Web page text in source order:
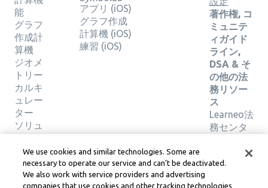
能
グラフ
作成計
算機
ジオメ
トリー
カルキ
ュレー
ター
ソリュ
ーショ
ンの検
証
アプリ (iOS)
グラフ作成
計算機 (iOS)
練習 (iOS)
著作権, コ
ミュニテ
ィガイド
ライン,
DSA & そ
の他の法
務リソー
ス
Learneo法
務センタ
サービス
We use cookies and similar technologies. Some are
necessary to operate our service and can’t be deactivated.
We also work with service providers and advertising
companies that use cookies and other tracking technologies